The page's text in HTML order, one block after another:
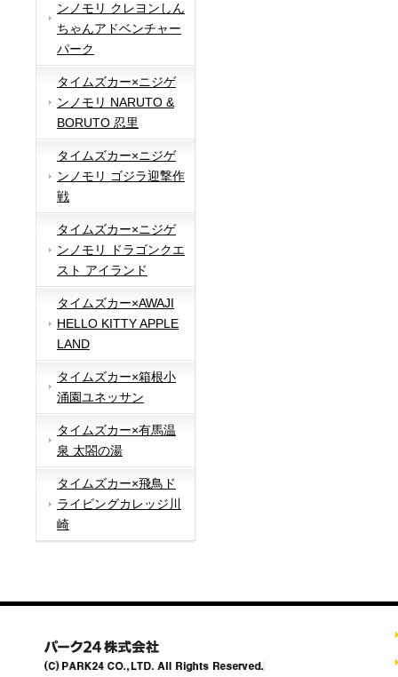
ンノモリ クレヨンしん
ちゃんアドベンチャー
パーク
タイムズカー×ニジゲ
ンノモリ NARUTO &
BORUTO 忍里
タイムズカー×ニジゲ
ンノモリ ゴジラ迎撃作
戦
タイムズカー×ニジゲ
ンノモリ ドラゴンクエ
スト アイランド
タイムズカー×AWAJI
HELLO KITTY APPLE
LAND
タイムズカー×箱根小
涌園ユネッサン
タイムズカー×有馬温
泉 太閤の湯
タイムズカー×飛鳥ド
ライビングカレッジ川
崎